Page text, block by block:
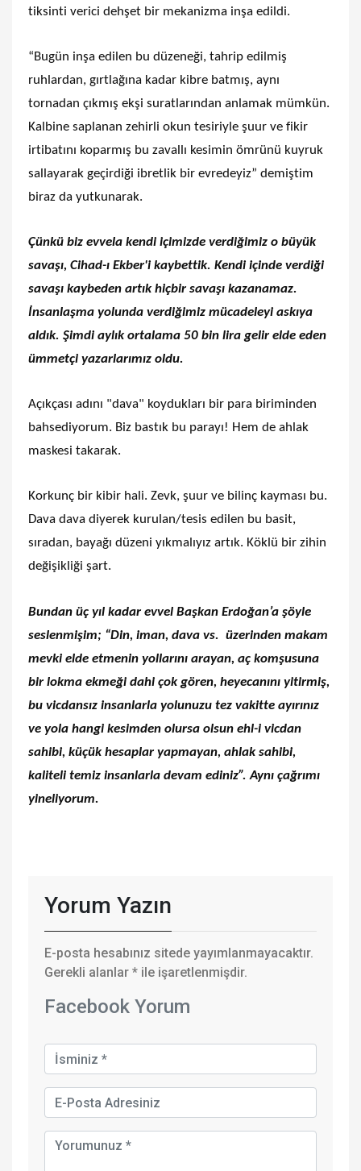
tiksinti verici dehşet bir mekanizma inşa edildi.
“Bugün inşa edilen bu düzeneği, tahrip edilmiş
ruhlardan, gırtlağına kadar kibre batmış, aynı
tornadan çıkmış ekşi suratlarından anlamak mümkün.
Kalbine saplanan zehirli okun tesiriyle şuur ve fikir
irtibatını koparmış bu zavallı kesimin ömrünü kuyruk
sallayarak geçirdiği ibretlik bir evredeyiz” demiştim
biraz da yutkunarak.
Çünkü biz evvela kendi içimizde verdiğimiz o büyük
savaşı, Cihad-ı Ekber'i kaybettik. Kendi içinde verdiği
savaşı kaybeden artık hiçbir savaşı kazanamaz.
İnsanlaşma yolunda verdiğimiz mücadeleyi askıya
aldık. Şimdi aylık ortalama 50 bin lira gelir elde eden
ümmetçi yazarlarımız oldu.
Açıkçası adını "dava" koydukları bir para biriminden
bahsediyorum. Biz bastık bu parayı! Hem de ahlak
maskesi takarak.
Korkunç bir kibir hali. Zevk, şuur ve bilinç kayması bu.
Dava dava diyerek kurulan/tesis edilen bu basit,
sıradan, bayağı düzeni yıkmalıyız artık. Köklü bir zihin
değişikliği şart.
Bundan üç yıl kadar evvel Başkan Erdoğan’a şöyle
seslenmişim; “Din, iman, dava vs. üzerinden makam
mevki elde etmenin yollarını arayan, aç komşusuna
bir lokma ekmeği dahi çok gören, heyecanını yitirmiş,
bu vicdansız insanlarla yolunuzu tez vakitte ayırınız
ve yola hangi kesimden olursa olsun ehl-i vicdan
sahibi, küçük hesaplar yapmayan, ahlak sahibi,
kaliteli temiz insanlarla devam ediniz”. Aynı çağrımı
yineliyorum.
Yorum Yazın
E-posta hesabınız sitede yayımlanmayacaktır.
Gerekli alanlar * ile işaretlenmişdir.
Facebook Yorum